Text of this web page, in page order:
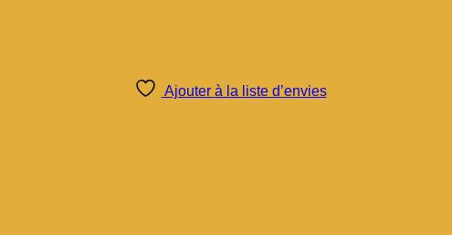
Ajouter à la liste d’envies